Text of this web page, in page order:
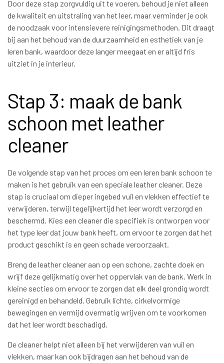
Door deze stap zorgvuldig uit te voeren, behoud je niet alleen
de kwaliteit en uitstraling van het leer, maar verminder je ook
de noodzaak voor intensievere reinigingsmethoden. Dit draagt
bij aan het behoud van de duurzaamheid en esthetiek van je
leren bank, waardoor deze langer meegaat en er altijd fris
uitziet in je interieur.
Stap 3: maak de bank
schoon met leather
cleaner
De volgende stap van het proces om een leren bank schoon te
maken is het gebruik van een speciale leather cleaner. Deze
stap is cruciaal om dieper ingebed vuil en vlekken effectief te
verwijderen, terwijl tegelijkertijd het leer wordt verzorgd en
beschermd. Kies een cleaner die specifiek is ontworpen voor
het type leer dat jouw bank heeft, om ervoor te zorgen dat het
product geschikt is en geen schade veroorzaakt.
Breng de leather cleaner aan op een schone, zachte doek en
wrijf deze gelijkmatig over het oppervlak van de bank. Werk in
kleine secties om ervoor te zorgen dat elk deel grondig wordt
gereinigd en behandeld. Gebruik lichte, cirkelvormige
bewegingen en vermijd overmatig wrijven om te voorkomen
dat het leer wordt beschadigd.
De cleaner helpt niet alleen bij het verwijderen van vuil en
vlekken, maar kan ook bijdragen aan het behoud van de